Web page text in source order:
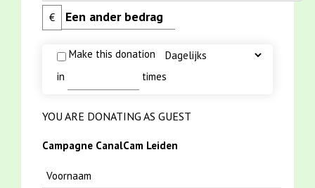
€
Make this donation
in
times
YOU ARE DONATING AS GUEST
Campagne CanalCam Leiden